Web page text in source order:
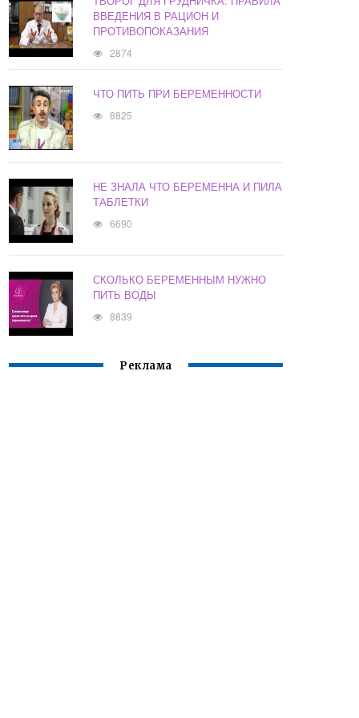
ВВЕДЕНИЯ В РАЦИОН И
ПРОТИВОПОКАЗАНИЯ
2874
ЧТО ПИТЬ ПРИ БЕРЕМЕННОСТИ
8825
НЕ ЗНАЛА ЧТО БЕРЕМЕННА И ПИЛА
ТАБЛЕТКИ
6690
СКОЛЬКО БЕРЕМЕННЫМ НУЖНО
ПИТЬ ВОДЫ
8839
Реклама